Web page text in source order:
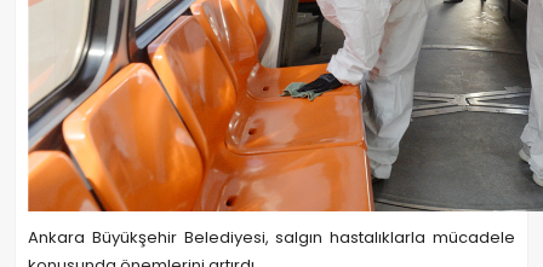
Ankara Büyükşehir Belediyesi, salgın hastalıklarla mücadele